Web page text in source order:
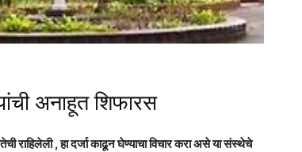
अनाहूत शिफारस
राहिलेली , हा दर्जा काढून घेण्याचा विचार करा असे या संस्थेचे